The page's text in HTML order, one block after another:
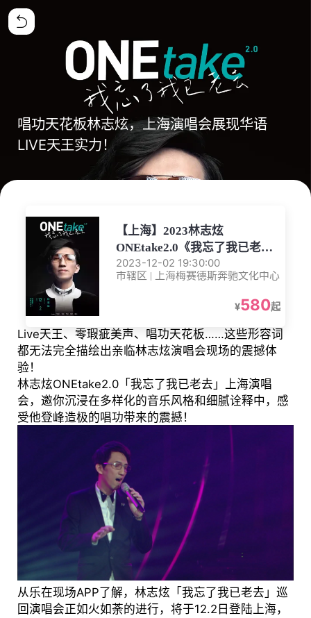
唱功天花板林志炫，上海演唱会展现华语
LIVE天王实力！
【上海】2023林志炫
ONEtake2.0《我忘了我已老
去》巡回演唱会
2023-12-02 19:30:00
市辖区 | 上海梅赛德斯奔驰文化中心
¥580起
Live天王、零瑕疵美声、唱功天花板……这些形容词
都无法完全描绘出亲临林志炫演唱会现场的震撼体
验！
林志炫ONEtake2.0「我忘了我已老去」上海演唱
会，邀你沉浸在多样化的音乐风格和细腻诠释中，感
受他登峰造极的唱功带来的震撼！
从乐在现场APP了解，林志炫「我忘了我已老去」巡
回演唱会正如火如荼的进行，将于12.2日登陆上海，